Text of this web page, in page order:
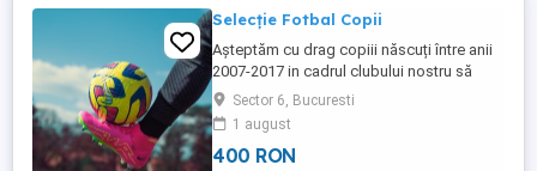
Selecție Fotbal Copii
Așteptăm cu drag copiii născuți între anii
2007-2017 in cadrul clubului nostru să
descopere tainele fotbalului Intr un mediu
prietenos și profesionist. Oferim
antrenamente moderne, participarea în
competiții municipale și naționale,
Sector 6, Bucuresti
1 august
400 RON